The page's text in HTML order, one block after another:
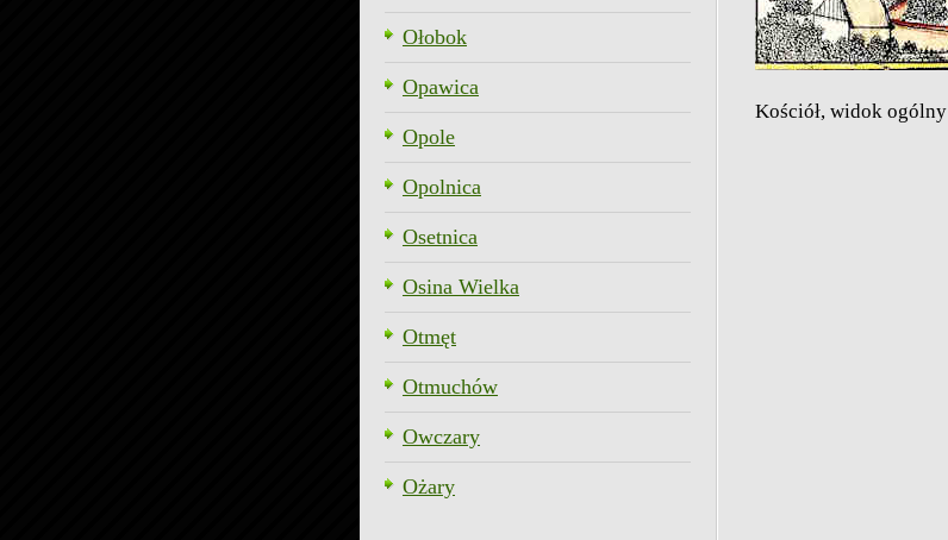
Kościół, widok ogólny
Ołobok
Opawica
Opole
Opolnica
Osetnica
Osina Wielka
Otmęt
Otmuchów
Owczary
Ożary